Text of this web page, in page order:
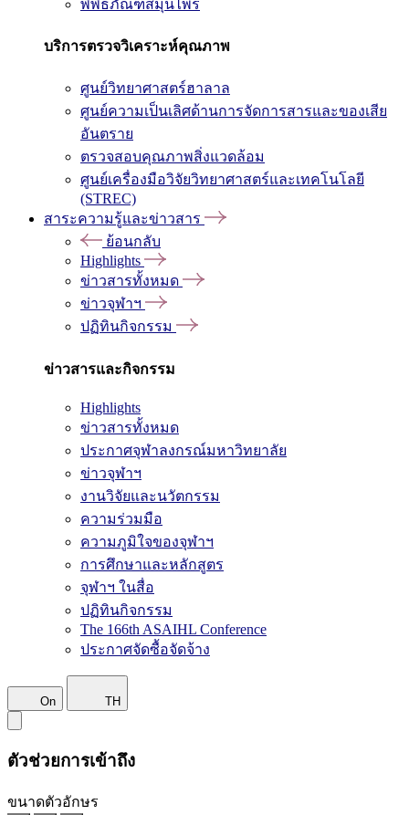
พิพิธภัณฑ์สมุนไพร
บริการตรวจวิเคราะห์คุณภาพ
ศูนย์วิทยาศาสตร์ฮาลาล
ศูนย์ความเป็นเลิศด้านการจัดการสารและของเสีย
อันตราย
ตรวจสอบคุณภาพสิ่งแวดล้อม
ศูนย์เครื่องมือวิจัยวิทยาศาสตร์และเทคโนโลยี
(STREC)
สาระความรู้และข่าวสาร
ย้อนกลับ
Highlights
ข่าวสารทั้งหมด
ข่าวจุฬาฯ
ปฏิทินกิจกรรม
ข่าวสารและกิจกรรม
Highlights
ข่าวสารทั้งหมด
ประกาศจุฬาลงกรณ์มหาวิทยาลัย
ข่าวจุฬาฯ
งานวิจัยและนวัตกรรม
ความร่วมมือ
ความภูมิใจของจุฬาฯ
การศึกษาและหลักสูตร
จุฬาฯ ในสื่อ
ปฏิทินกิจกรรม
The 166th ASAIHL Conference
ประกาศจัดซื้อจัดจ้าง
On TH
ตัวช่วยการเข้าถึง
ขนาดตัวอักษร